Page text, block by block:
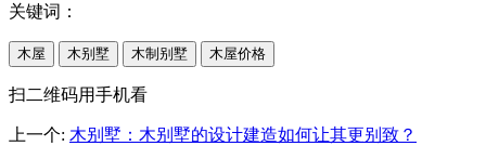
关键词：
木屋 木别墅 木制别墅 木屋价格
扫二维码用手机看
上一个: 木别墅：木别墅的设计建造如何让其更别致？